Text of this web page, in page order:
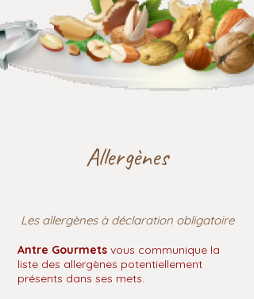
Allergènes
Les allergènes à déclaration obligatoire
Antre Gourmets vous communique la
liste des allergènes potentiellement
présents dans ses mets.